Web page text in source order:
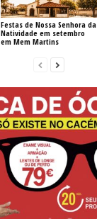
Festas de Nossa Senhora da
Natividade em setembro
em Mem Martins